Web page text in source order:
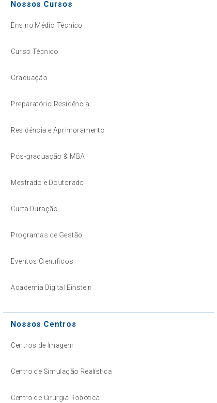
Nossos Cursos
Ensino Médio Técnico
Curso Técnico
Graduação
Preparatório Residência
Residência e Aprimoramento
Pós-graduação & MBA
Mestrado e Doutorado
Curta Duração
Programas de Gestão
Eventos Científicos
Academia Digital Einstein
Nossos Centros
Centros de Imagem
Centro de Simulação Realística
Centro de Cirurgia Robótica